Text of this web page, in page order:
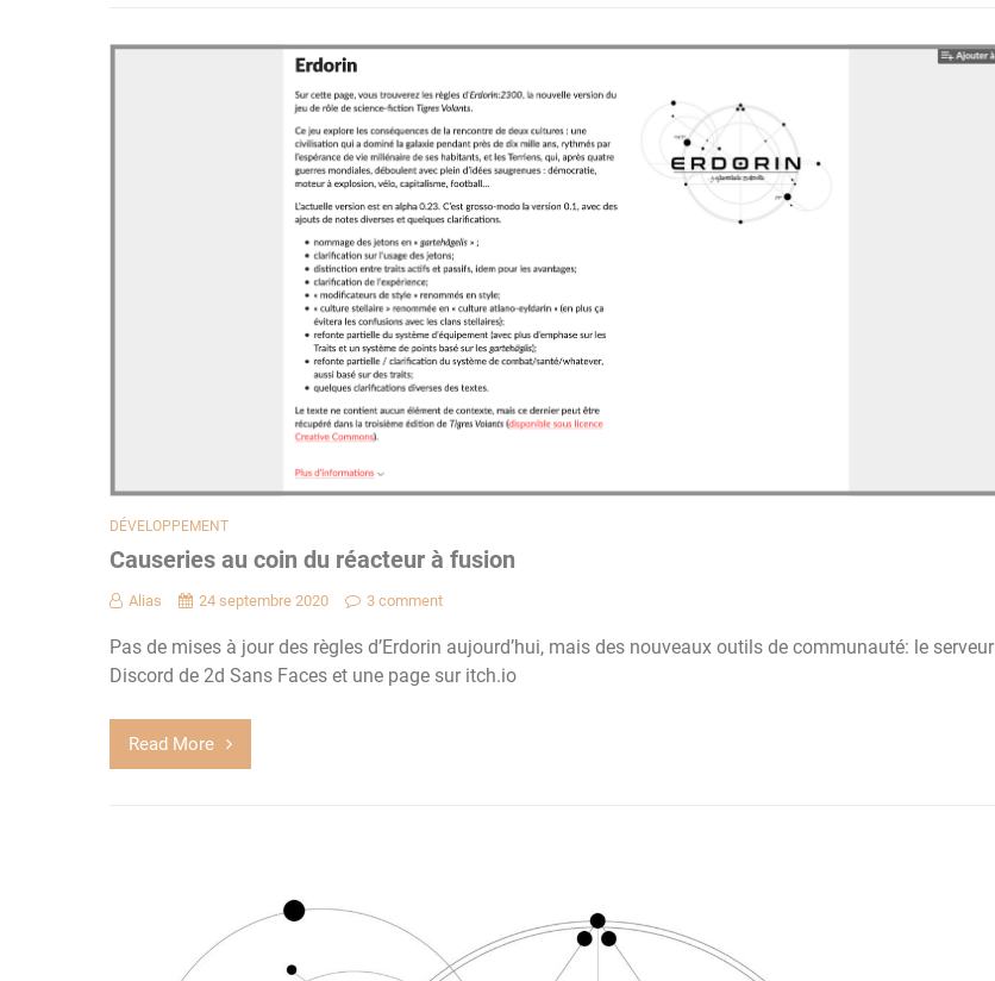
DÉVELOPPEMENT
Causeries au coin du réacteur à fusion
Alias 24 septembre 2020 3 comment
Pas de mises à jour des règles d’Erdorin aujourd’hui, mais des nouveaux outils de communauté: le serveur
Discord de 2d Sans Faces et une page sur itch.io
Read More